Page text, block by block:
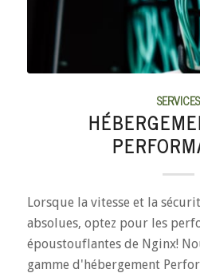
SERVICES
Lorsque la vitesse et la
absolues, optez pour les
époustouflantes de Nginx!
gamme d'hébergement